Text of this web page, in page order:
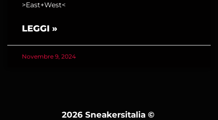
>East+West<
LEGGI »
Novembre 9, 2024
2026 Sneakersitalia ©